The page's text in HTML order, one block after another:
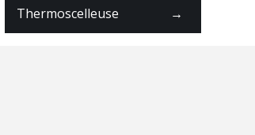
Thermoscelleuse →